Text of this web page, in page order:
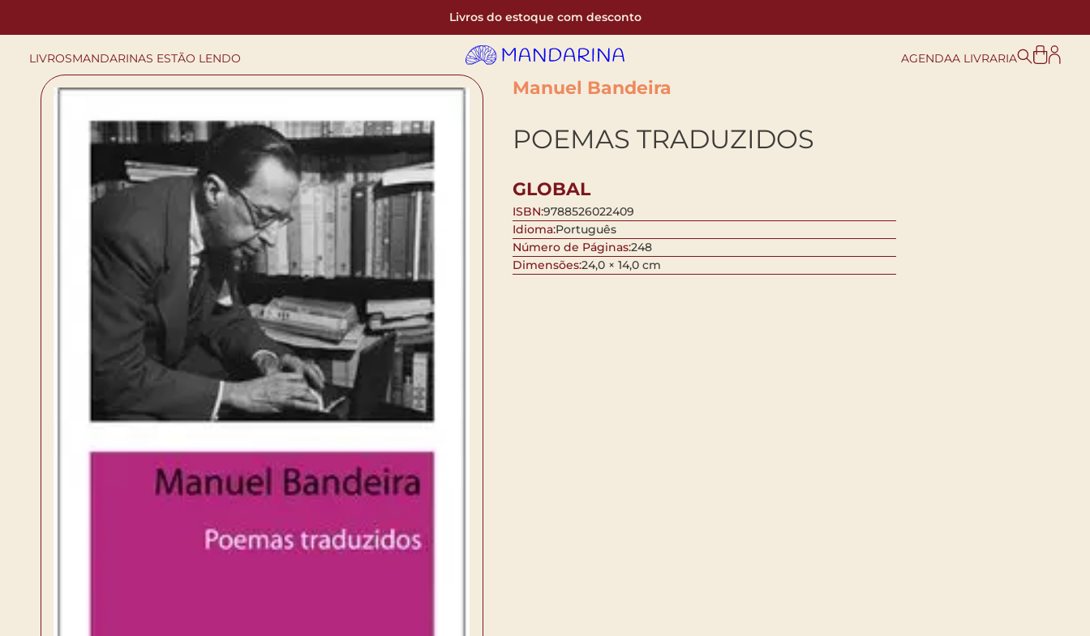
Livros do estoque com desconto
LIVROSMANDARINAS ESTÃO LENDO AGENDAA LIVRARIA
Manuel Bandeira
POEMAS TRADUZIDOS
GLOBAL
ISBN:9788526022409
Idioma:Português
Número de Páginas:248
Dimensões:24,0 × 14,0 cm